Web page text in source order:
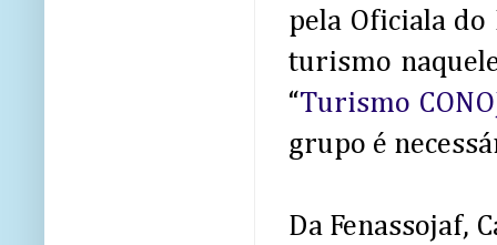
pela Oficiala
turismo
“Turismo
grupo é
Da Fenassojaf,